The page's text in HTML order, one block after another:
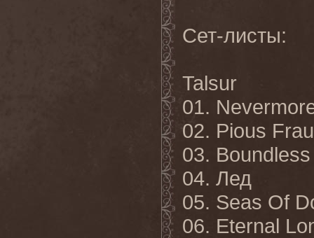
Сет-листы:
Talsur
01.
02. Pious
03.
04. Лед
05. Seas Of
06. Eternal